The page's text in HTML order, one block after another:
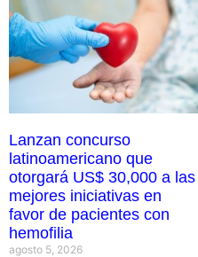
Lanzan concurso
latinoamericano que
otorgará US$ 30,000 a las
mejores iniciativas en
favor de pacientes con
hemofilia
agosto 5, 2026